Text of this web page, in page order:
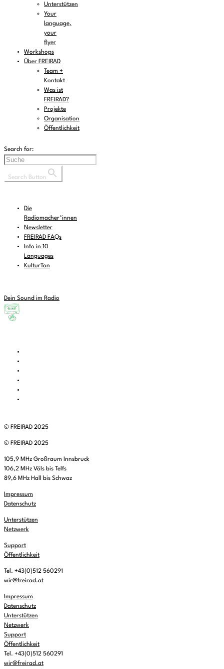
Unterstützen
Your
language,
your
flyer
Workshops
Über FREIRAD
Team +
Kontakt
Was ist
FREIRAD?
Projekte
Organisation
Öffentlichkeit
Search for:
Search Button
Die
Radiomacher*innen
Newsletter
FREIRAD FAQs
Info in 10
Languages
KulturTon
Dein Sound im Radio
© FREIRAD 2025
© FREIRAD 2025
105,9 MHz Großraum Innsbruck
106,2 MHz Völs bis Telfs
89,6 MHz Hall bis Schwaz
Impressum
Datenschutz
Unterstützen
Netzwerk
Support
Öffentlichkeit
Tel. +43(0)512 560291
wir@freirad.at
Impressum
Datenschutz
Unterstützen
Netzwerk
Support
Öffentlichkeit
Tel. +43(0)512 560291
wir@freirad.at